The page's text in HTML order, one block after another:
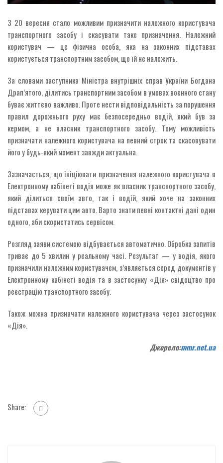
З 20 вересня стало можливим призначити належного користувача
транспортного засобу і скасувати таке призначення. Належний
користувач — це фізична особа, яка на законних підставах
користується транспортним засобом, що їй не належить.
За словами заступника Міністра внутрішніх справ України Богдана
Драп’ятого, ділитись транспортним засобом в умовах воєнного стану
буває життєво важливо. Проте нести відповідальність за порушення
правил дорожнього руху має безпосередньо водій, який був за
кермом, а не власник транспортного засобу. Тому можливість
призначати належного користувача на певний строк та скасовувати
його у будь-який момент завжди актуальна.
Зазначається, що ініціювати призначення належного користувача в
Електронному кабінеті водія може як власник транспортного засобу,
який ділиться своїм авто, так і водій, який хоче на законних
підставах керувати цим авто. Варто знати певні контактні дані один
одного, аби скористатись сервісом.
Розгляд заяви системою відбувається автоматично. Обробка запитів
триває до 5 хвилин у реальному часі. Результат — у водія, якого
призначили належним користувачем, з’являється серед документів у
Електронному кабінеті водія та в застосунку «Дія» свідоцтво про
реєстрацію транспортного засобу.
Також можна призначати належного користувача через застосунок
«Дія».
Джерело:mmr.net.ua
Share: